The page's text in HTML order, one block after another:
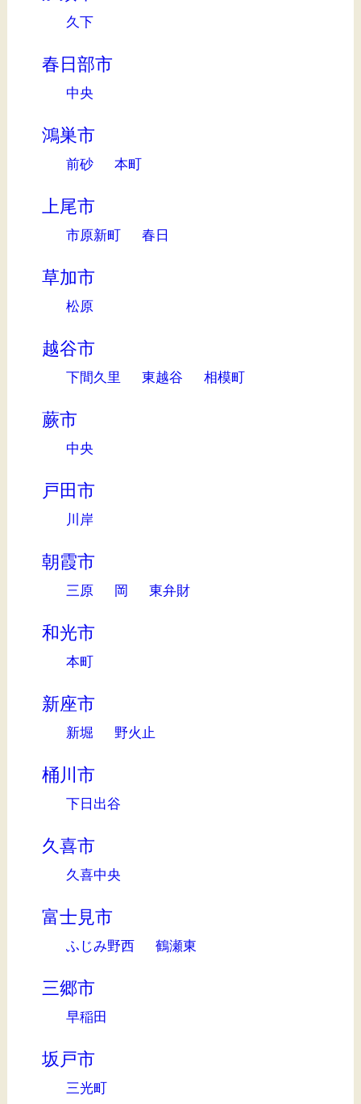
久下
春日部市
中央
鴻巣市
前砂 本町
上尾市
市原新町 春日
草加市
松原
越谷市
下間久里 東越谷 相模町
蕨市
中央
戸田市
川岸
朝霞市
三原 岡 東弁財
和光市
本町
新座市
新堀 野火止
桶川市
下日出谷
久喜市
久喜中央
富士見市
ふじみ野西 鶴瀬東
三郷市
早稲田
坂戸市
三光町